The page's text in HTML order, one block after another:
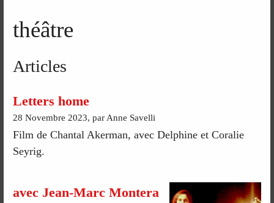
théâtre
Articles
Letters home
28 Novembre 2023, par Anne Savelli
Film de Chantal Akerman, avec Delphine et Coralie
Seyrig.
avec Jean-Marc Montera